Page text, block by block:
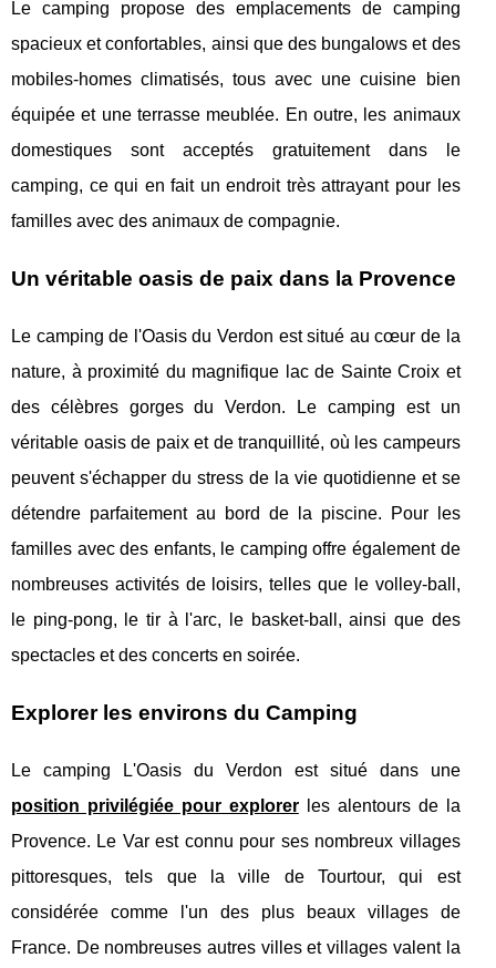
Le camping propose des emplacements de camping
spacieux et confortables, ainsi que des bungalows et des
mobiles-homes climatisés, tous avec une cuisine bien
équipée et une terrasse meublée. En outre, les animaux
domestiques sont acceptés gratuitement dans le
camping, ce qui en fait un endroit très attrayant pour les
familles avec des animaux de compagnie.
Un véritable oasis de paix dans la Provence
Le camping de l'Oasis du Verdon est situé au cœur de la
nature, à proximité du magnifique lac de Sainte Croix et
des célèbres gorges du Verdon. Le camping est un
véritable oasis de paix et de tranquillité, où les campeurs
peuvent s'échapper du stress de la vie quotidienne et se
détendre parfaitement au bord de la piscine. Pour les
familles avec des enfants, le camping offre également de
nombreuses activités de loisirs, telles que le volley-ball,
le ping-pong, le tir à l'arc, le basket-ball, ainsi que des
spectacles et des concerts en soirée.
Explorer les environs du Camping
Le camping L'Oasis du Verdon est situé dans une
position privilégiée pour explorerles alentours de la
Provence. Le Var est connu pour ses nombreux villages
pittoresques, tels que la ville de Tourtour, qui est
considérée comme l'un des plus beaux villages de
France. De nombreuses autres villes et villages valent la